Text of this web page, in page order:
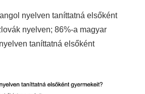
nyelven taníttatná elsőként
nyelven; 86%-a magyar
taníttatná elsőként